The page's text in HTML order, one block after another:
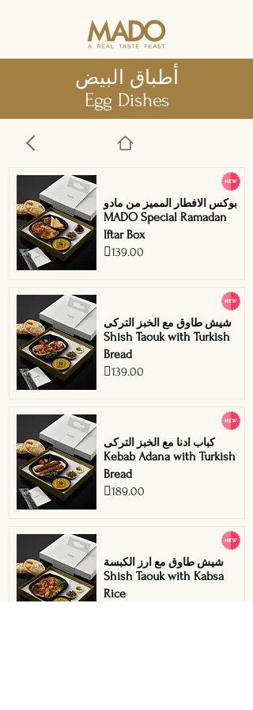
Egg Dishes
أطباق البيض
MADO Special Ramadan
Iftar Box
بوكس الافطار المميز من مادو
139.00
Shish Taouk with Turkish
Bread
شيش طاوق مع الخبز التركى
139.00
Kebab Adana with Turkish
Bread
كباب ادنا مع الخبز التركى
189.00
Shish Taouk with Kabsa
Rice
شيش طاوق مع ارز الكبسة